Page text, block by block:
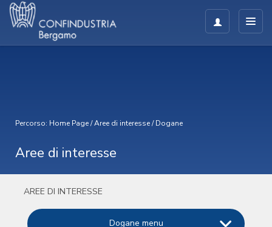
Percorso: Home Page/Aree di interesse/Dogane
Aree di interesse
AREE DI INTERESSE
Dogane menu